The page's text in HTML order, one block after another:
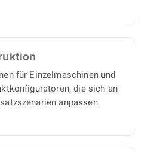
für Einzelmaschinen und
die sich an
anpassen